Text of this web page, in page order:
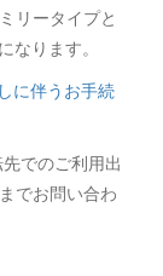
リータイプと
なります。
に伴うお手続
でのご利用出
でお問い合わ